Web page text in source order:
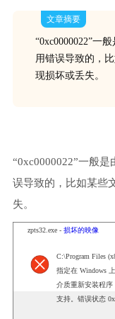
文章摘要
“0xc0000022”一
用错误导致的，
现损坏或丢失。
“0xc0000022”一般
误导致的，比如某些
失。
zpts32.exe - 损坏的映像
C:\Program Files
指定在 Windows
介质重新安装程序
支持。错误状态